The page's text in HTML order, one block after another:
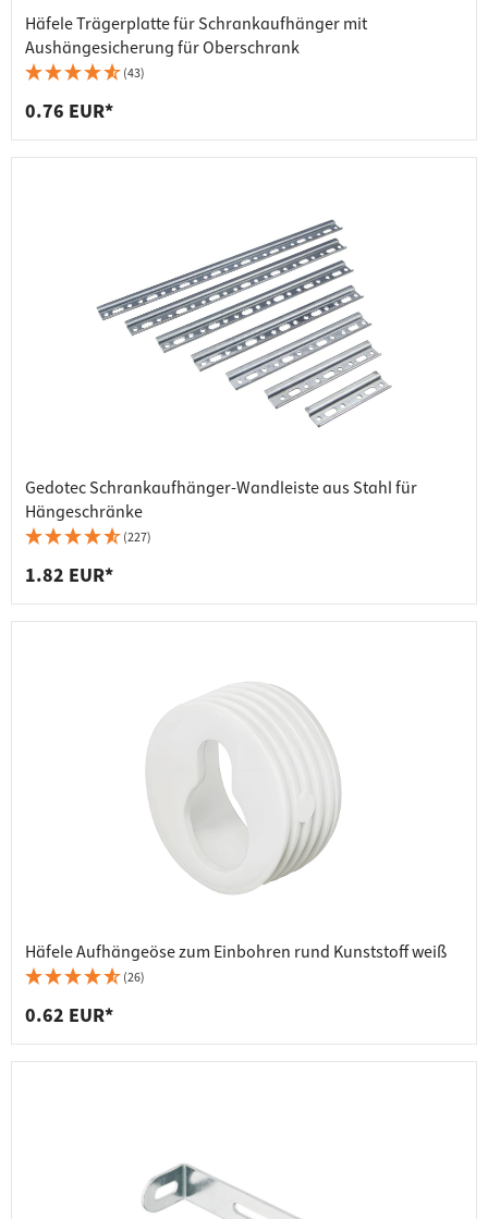
Häfele Trägerplatte für Schrankaufhänger mit
Aushängesicherung für Oberschrank
(43)
0.76 EUR*
Gedotec Schrankaufhänger-Wandleiste aus Stahl für
Hängeschränke
(227)
1.82 EUR*
Häfele Aufhängeöse zum Einbohren rund Kunststoff weiß
(26)
0.62 EUR*